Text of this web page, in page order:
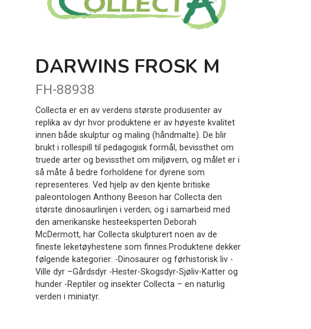
DARWINS FROSK M
FH-88938
Collecta er en av verdens største produsenter av
replika av dyr hvor produktene er av høyeste kvalitet
innen både skulptur og maling (håndmalte). De blir
brukt i rollespill til pedagogisk formål, bevissthet om
truede arter og bevissthet om miljøvern, og målet er i
så måte å bedre forholdene for dyrene som
representeres. Ved hjelp av den kjente britiske
paleontologen Anthony Beeson har Collecta den
største dinosaurlinjen i verden; og i samarbeid med
den amerikanske hesteeksperten Deborah
McDermott, har Collecta skulpturert noen av de
fineste leketøyhestene som finnes.Produktene dekker
følgende kategorier: -Dinosaurer og førhistorisk liv -
Ville dyr –Gårdsdyr -Hester-Skogsdyr-Sjøliv-Katter og
hunder -Reptiler og insekter Collecta – en naturlig
verden i miniatyr.